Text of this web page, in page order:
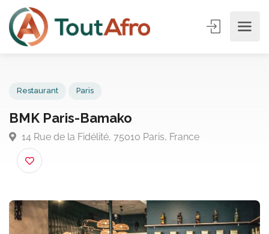
BMK Paris-Bamako
14 Rue de la Fidélité, 75010 Paris, France